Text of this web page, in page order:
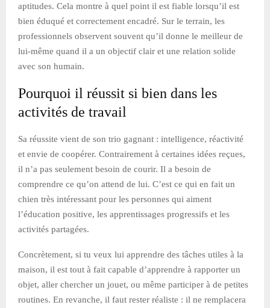
aptitudes. Cela montre à quel point il est fiable lorsqu’il est
bien éduqué et correctement encadré. Sur le terrain, les
professionnels observent souvent qu’il donne le meilleur de
lui-même quand il a un objectif clair et une relation solide
avec son humain.
Pourquoi il réussit si bien dans les
activités de travail
Sa réussite vient de son trio gagnant : intelligence, réactivité
et envie de coopérer. Contrairement à certaines idées reçues,
il n’a pas seulement besoin de courir. Il a besoin de
comprendre ce qu’on attend de lui. C’est ce qui en fait un
chien très intéressant pour les personnes qui aiment
l’éducation positive, les apprentissages progressifs et les
activités partagées.
Concrètement, si tu veux lui apprendre des tâches utiles à la
maison, il est tout à fait capable d’apprendre à rapporter un
objet, aller chercher un jouet, ou même participer à de petites
routines. En revanche, il faut rester réaliste : il ne remplacera